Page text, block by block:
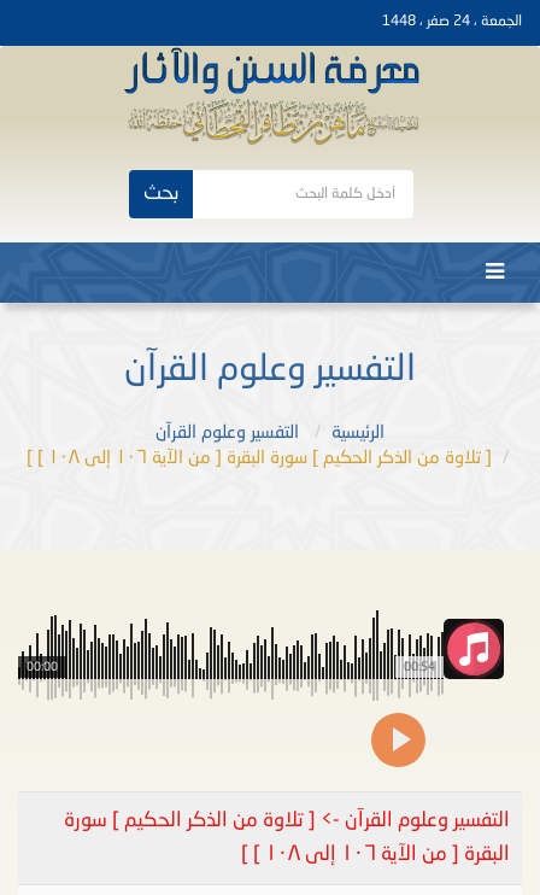
الجمعة ، 24 صفر ، 1448
بحث
التفسير وعلوم القرآن
الرئيسية
التفسير وعلوم القرآن
[ تلاوة من الذكر الحكيم ] سورة البقرة [ من الآية ١٠٦ إلى ١٠٨ ] ]
00:54
00:00
التفسير وعلوم القرآن -> [ تلاوة من الذكر الحكيم ] سورة
البقرة [ من الآية ١٠٦ إلى ١٠٨ ] ]